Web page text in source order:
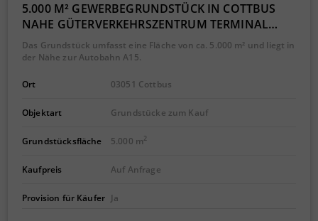
5.000 M² GEWERBEGRUNDSTÜCK IN COTTBUS
NAHE GÜTERVERKEHRSZENTRUM TERMINAL…
Das Grundstück umfasst eine Fläche von ca. 5.000 m² und liegt in
der Nähe zur Autobahn A15.
Ort 03051 Cottbus
Objektart Grundstücke zum Kauf
Grundstücksfläche 5.000 m2
Kaufpreis Auf Anfrage
Provision für Käufer Ja